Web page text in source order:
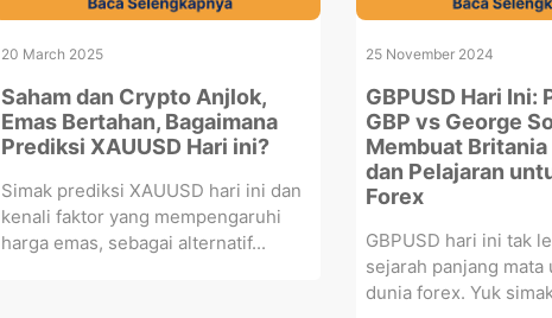
20 March 2025
Saham dan Crypto Anjlok,
Emas Bertahan, Bagaimana
Prediksi XAUUSD Hari ini?
Simak prediksi XAUUSD hari ini dan
kenali faktor yang mempengaruhi
harga emas, sebagai alternatif...
25 November 2024
GBPUSD Hari Ini:
GBP vs George
Membuat Britania
dan Pelajaran
Forex
GBPUSD hari ini tak
sejarah panjang mata
dunia forex. Yuk